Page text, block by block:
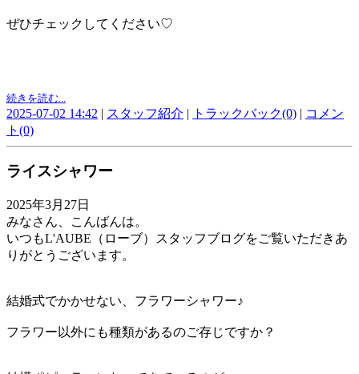
ぜひチェックしてください♡
続きを読む...
2025-07-02 14:42 | スタッフ紹介 | トラックバック(0) | コメン
ト(0)
ライスシャワー
2025年3月27日
みなさん、こんばんは。
いつもL'AUBE（ローブ）スタッフブログをご覧いただきあ
りがとうございます。
結婚式でかかせない、フラワーシャワー♪
フラワー以外にも種類があるのご存じですか？